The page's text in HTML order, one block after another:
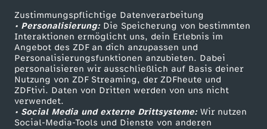
Zustimmungspflichtige Datenverarbeitung
• Personalisierung:Die Speicherung von bestimmten
Interaktionen ermöglicht uns, dein Erlebnis im
Angebot des ZDF an dich anzupassen und
Personalisierungsfunktionen anzubieten. Dabei
personalisieren wir ausschließlich auf Basis deiner
Nutzung von ZDF Streaming, der ZDFheute und
ZDFtivi. Daten von Dritten werden von uns nicht
verwendet.
• Social Media und externe Drittsysteme:Wir nutzen
Social-Media-Tools und Dienste von anderen
e
i
ß
e
Livestreams
Sendungen A-Z
TV-Programm
Zuschauerservice
Hilfe
ZDF Unternehmen